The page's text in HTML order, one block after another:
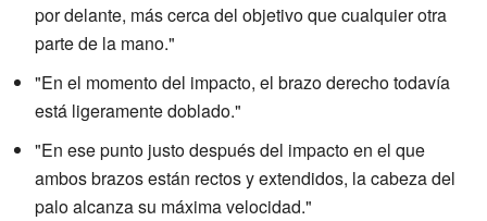
por delante, más cerca del objetivo que cualquier otra
parte de la mano."
"En el momento del impacto, el brazo derecho todavía
está ligeramente doblado."
"En ese punto justo después del impacto en el que
ambos brazos están rectos y extendidos, la cabeza del
palo alcanza su máxima velocidad."